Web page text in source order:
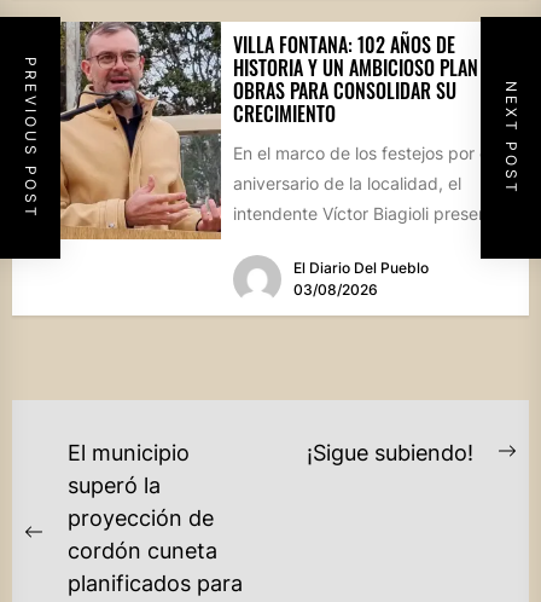
PREVIOUS POST NEXT POST
VILLA FONTANA: 102 AÑOS DE
HISTORIA Y UN AMBICIOSO PLAN DE
OBRAS PARA CONSOLIDAR SU
CRECIMIENTO
En el marco de los festejos por el
aniversario de la localidad, el
intendente Víctor Biagioli presentó
El Diario Del Pueblo
03/08/2026
NAVEGACIÓN
ENTRADAS
Previous
post:
El municipio
superó la
proyección de
cordón cuneta
planificados para
¡Sigue subiendo!